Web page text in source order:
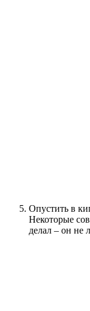
Опустить в
Некоторые
делал – он не